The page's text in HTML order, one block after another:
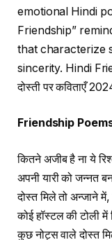
emotional Hindi
Friendship”
that characterize
sincerity. Hindi
दोस्ती पर कविताएँ
Friendship
कितने अजीब है ना ये
अपनी यारी को जन्नत
दोस्त मिले तो अन्जाने में,
कोई हॉस्टल की टोली में
कुछ नोट्स वाले दोस्त